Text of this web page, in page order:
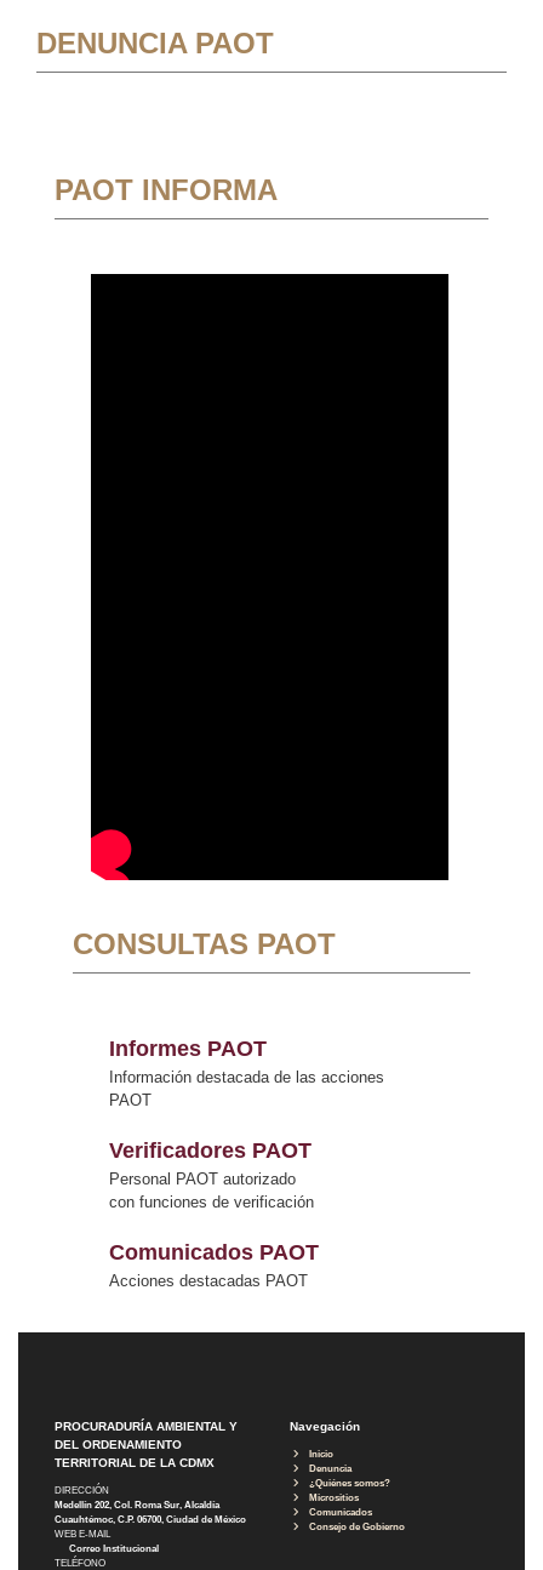
DENUNCIA PAOT
PAOT INFORMA
CONSULTAS PAOT
Informes PAOT
Información destacada de las acciones
PAOT
Verificadores PAOT
Personal PAOT autorizado
con funciones de verificación
Comunicados PAOT
Acciones destacadas PAOT
PROCURADURÍA AMBIENTAL Y
DEL ORDENAMIENTO
TERRITORIAL DE LA CDMX
DIRECCIÓN
Medellín 202, Col. Roma Sur, Alcaldía
Cuauhtémoc, C.P. 06700, Ciudad de México
WEB E-MAIL
Correo Institucional
TELÉFONO
Navegación
Inicio
Denuncia
¿Quiénes somos?
Micrositios
Comunicados
Consejo de Gobierno